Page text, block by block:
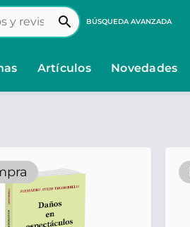
search BÚSQUEDA AVANZADA
Artículos Novedades